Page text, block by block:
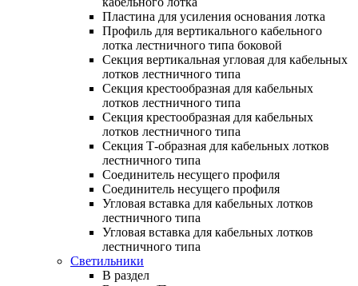
Пластина для усиления основания лотка
Профиль для вертикального кабельного
лотка лестничного типа боковой
Секция вертикальная угловая для кабельных
лотков лестничного типа
Секция крестообразная для кабельных
лотков лестничного типа
Секция крестообразная для кабельных
лотков лестничного типа
Секция Т-образная для кабельных лотков
лестничного типа
Соединитель несущего профиля
Соединитель несущего профиля
Угловая вставка для кабельных лотков
лестничного типа
Угловая вставка для кабельных лотков
лестничного типа
Светильники
В раздел